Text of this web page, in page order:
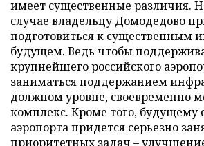
имеет существенные различия.
случае владельцу Домодедово
подготовиться к существенным
будущем. Ведь чтобы
крупнейшего российского
заниматься поддержанием
должном уровне, своевременно
комплекс. Кроме того, будущему
аэропорта придется серьезно
приоритетных задач –